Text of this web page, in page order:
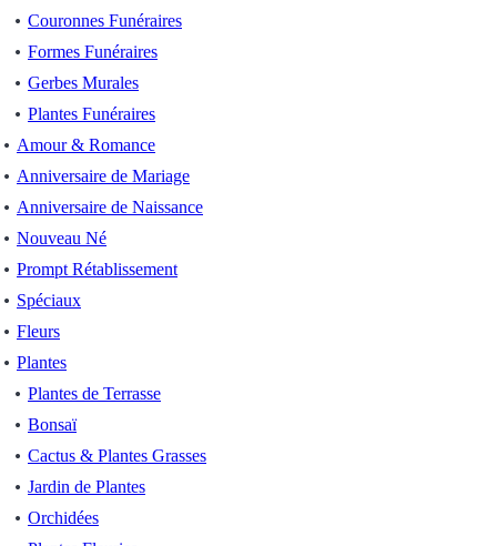
Couronnes Funéraires
Formes Funéraires
Gerbes Murales
Plantes Funéraires
Amour & Romance
Anniversaire de Mariage
Anniversaire de Naissance
Nouveau Né
Prompt Rétablissement
Spéciaux
Fleurs
Plantes
Plantes de Terrasse
Bonsaï
Cactus & Plantes Grasses
Jardin de Plantes
Orchidées